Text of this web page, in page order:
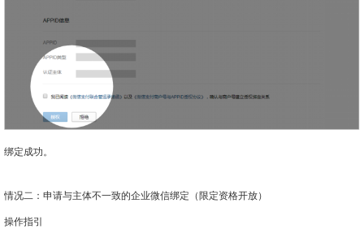
绑定成功。
情况二：申请与主体不一致的企业微信绑定（限定资格开放）
操作指引